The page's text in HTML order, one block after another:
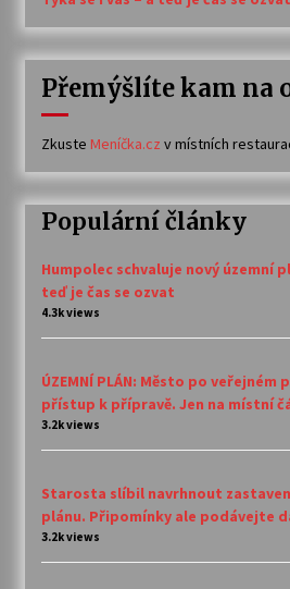
Přemýšlíte kam na
Zkuste Meníčka.cz v místních
Populární články
Humpolec schvaluje nový územní
teď je čas se ozvat
4.3k views
ÚZEMNÍ PLÁN: Město po veřejném
přístup k přípravě. Jen na místní
3.2k views
Starosta slíbil navrhnout
plánu. Připomínky ale podávejte
3.2k views